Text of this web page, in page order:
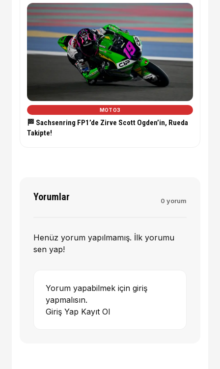
MOTO3
🏁 Sachsenring FP1’de Zirve Scott Ogden’in, Rueda
Takipte!
Yorumlar 0 yorum
Henüz yorum yapılmamış. İlk yorumu
sen yap!
Yorum yapabilmek için giriş
yapmalısın.
Giriş Yap Kayıt Ol